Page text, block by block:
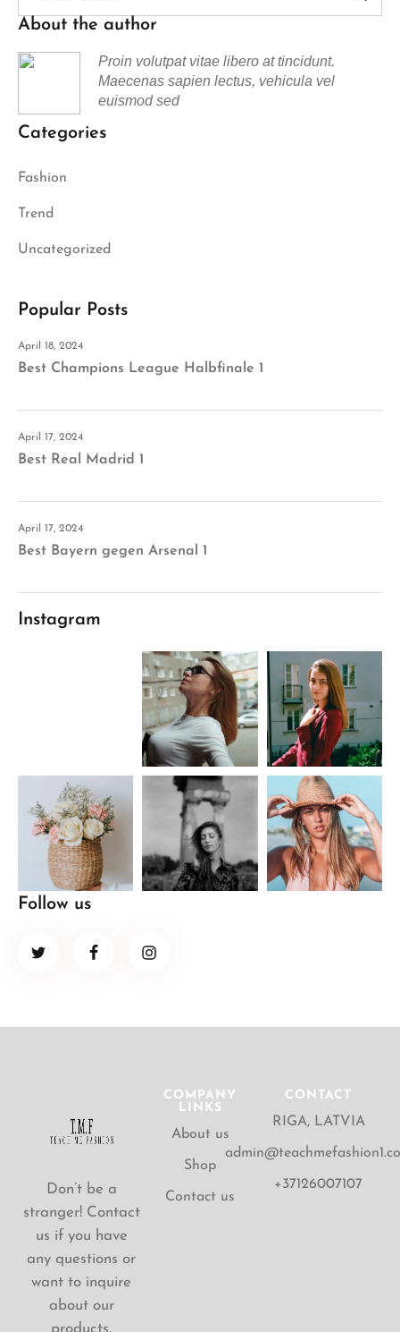
About the author
Proin volutpat vitae libero at tincidunt.
Maecenas sapien lectus, vehicula vel
euismod sed
Categories
Fashion
Trend
Uncategorized
Popular Posts
April 18, 2024
Best Champions League Halbfinale 1
April 17, 2024
Best Real Madrid 1
April 17, 2024
Best Bayern gegen Arsenal 1
Instagram
Follow us
Don’t be a
stranger! Contact
us if you have
any questions or
want to inquire
about our
COMPANY
LINKS
About us
Shop
Contact us
CONTACT
RIGA, LATVIA
+37126007107